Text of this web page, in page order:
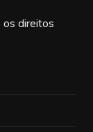
direitos